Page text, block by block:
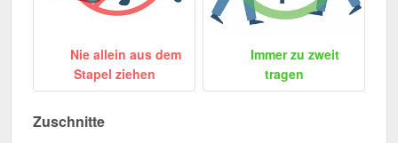
Nie allein aus dem
Stapel ziehen
Immer zu zweit
tragen
Zuschnitte